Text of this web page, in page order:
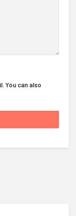
You can also